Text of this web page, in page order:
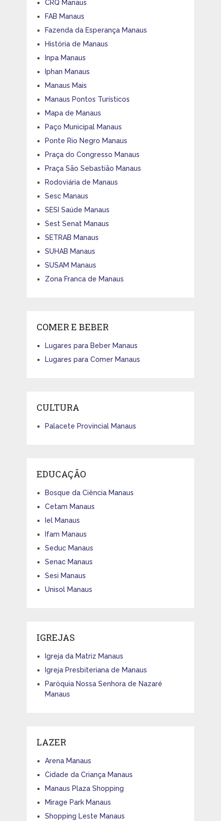
CRQ Manaus
FAB Manaus
Fazenda da Esperança Manaus
História de Manaus
Inpa Manaus
Iphan Manaus
Manaus Mais
Manaus Pontos Turísticos
Mapa de Manaus
Paço Municipal Manaus
Ponte Rio Negro Manaus
Praça do Congresso Manaus
Praça São Sebastião Manaus
Rodoviária de Manaus
Sesc Manaus
SESI Saúde Manaus
Sest Senat Manaus
SETRAB Manaus
SUHAB Manaus
SUSAM Manaus
Zona Franca de Manaus
COMER E BEBER
Lugares para Beber Manaus
Lugares para Comer Manaus
CULTURA
Palacete Provincial Manaus
EDUCAÇÃO
Bosque da Ciência Manaus
Cetam Manaus
Iel Manaus
Ifam Manaus
Seduc Manaus
Senac Manaus
Sesi Manaus
Unisol Manaus
IGREJAS
Igreja da Matriz Manaus
Igreja Presbiteriana de Manaus
Paróquia Nossa Senhora de Nazaré
Manaus
LAZER
Arena Manaus
Cidade da Criança Manaus
Manaus Plaza Shopping
Mirage Park Manaus
Shopping Leste Manaus